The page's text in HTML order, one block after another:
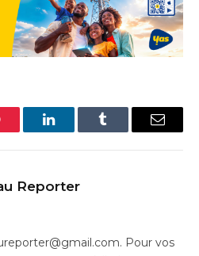
LinkedInTumblr Email
Reporter
Pour vos